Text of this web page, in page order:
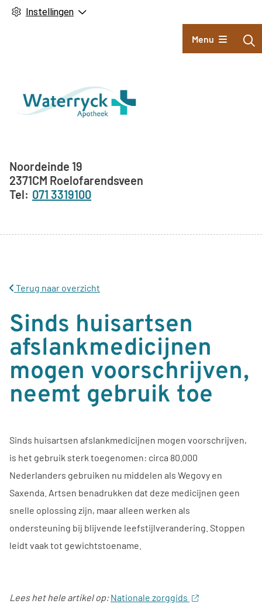
Instellingen
Hoofdmenu
Menu
Adresgegevens
Noordeinde 19
2371CM Roelofarendsveen
071 3319100
Terug naar overzicht
Sinds huisartsen
afslankmedicijnen
mogen voorschrijven,
neemt gebruik toe
Sinds huisartsen afslankmedicijnen mogen voorschrijven,
is het gebruik sterk toegenomen: circa 80.000
Nederlanders gebruiken nu middelen als Wegovy en
Saxenda. Artsen benadrukken dat deze medicijnen geen
snelle oplossing zijn, maar alleen werken als
ondersteuning bij blijvende leefstijlverandering. Stoppen
leidt vaak tot gewichtstoename.
Lees het hele artikel op: Nationale zorggids